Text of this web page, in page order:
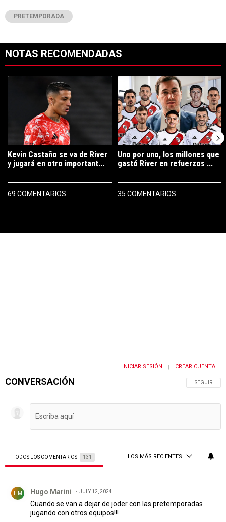
PRETEMPORADA
NOTAS RECOMENDADAS
Un artículo de tendencia con el título "Kevin Castaño se va de
Kevin Castaño se va de River
y jugará en otro important...
69 COMENTARIOS
Un artículo de tendencia con el
Uno por uno, los millones que
gastó River en refuerzos ...
35 COMENTARIOS
CONVERSACIÓN SIGA ESTA
SEGUIR
INICIAR SESIÓN | CREAR CUENTA
TODOS LOS COMENTARIOS 131 LOS MÁS RECIENTES
HM Hugo Marini JULY 12, 2024
Cuando se van a dejar de joder con las pretemporadas
jugando con otros equipos!!!